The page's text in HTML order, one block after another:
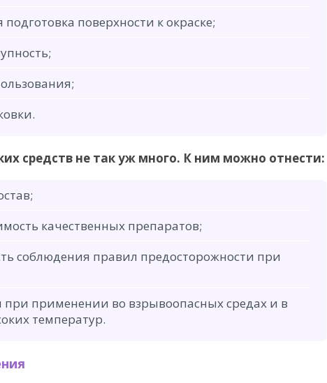
подготовка поверхности к окраске;
средств не так уж много. К ним можно отнести:
качественных препаратов;
соблюдения правил предосторожности при
при применении во взрывоопасных средах и в
температур.